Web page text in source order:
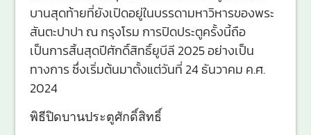
บานสุดท้ายที่ยังเปิดอยู่ในบรรดามหาวิหารของพระ
สันตะปาปา ณ กรุงโรม การปิดประตูครั้งนี้ถือ
เป็นการสิ้นสุดปีศักดิ์สิทธิ์ยูบีลี 2025 อย่างเป็น
ทางการ ซึ่งเริ่มต้นมาตั้งแต่วันที่ 24 ธันวาคม ค.ศ.
2024
พิธีปิดบานประตูศักดิ์สิทธิ์